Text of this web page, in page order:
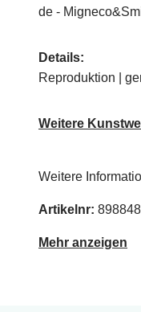
de -
Details:
Reproduktion |
Weitere
Weitere
Artikelnr: 898848
Mehr anzeigen